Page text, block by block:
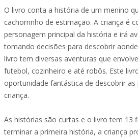
O livro conta a história de um menino
cachorrinho de estimação. A criança é
personagem principal da história e irá
tomando decisões para descobrir
livro tem diversas aventuras que
futebol, cozinheiro e até robôs. Este
oportunidade fantástica de descobrir
criança.
As histórias são curtas e o livro tem 13
terminar a primeira história, a criança